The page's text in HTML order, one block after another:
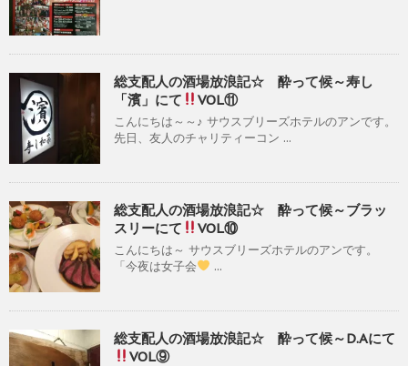
総支配人の酒場放浪記☆ 酔って候～寿し
「濱」にて
VOL⑪
こんにちは～～♪ サウスブリーズホテルのアンです。
先日、友人のチャリティーコン ...
総支配人の酒場放浪記☆ 酔って候～ブラッ
スリーにて
VOL⑩
こんにちは～ サウスブリーズホテルのアンです。
「今夜は女子会
...
総支配人の酒場放浪記☆ 酔って候～D.Aにて
VOL⑨